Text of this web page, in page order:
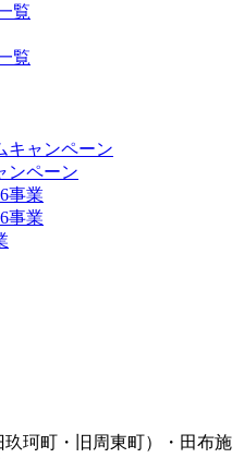
覧
覧
キャンペーン
ンペーン
事業
事業
珂町・旧周東町）・田布施